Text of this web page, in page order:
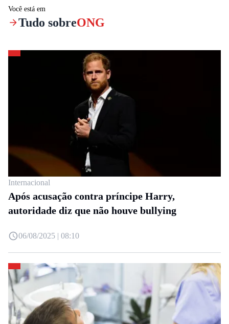
Você está em
Tudo sobreONG
Internacional
Após acusação contra príncipe Harry,
autoridade diz que não houve bullying
06/08/2025 | 08:10